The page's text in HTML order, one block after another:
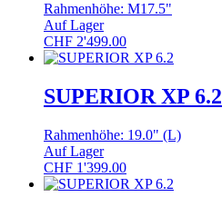
Rahmenhöhe: M17.5"
Auf Lager
CHF 2'499.00
SUPERIOR XP 6.2
Rahmenhöhe: 19.0" (L)
Auf Lager
CHF 1'399.00